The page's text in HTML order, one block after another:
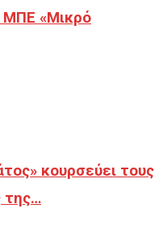
ΜΠΕ «Μικρό
κουρσεύει τους
της…